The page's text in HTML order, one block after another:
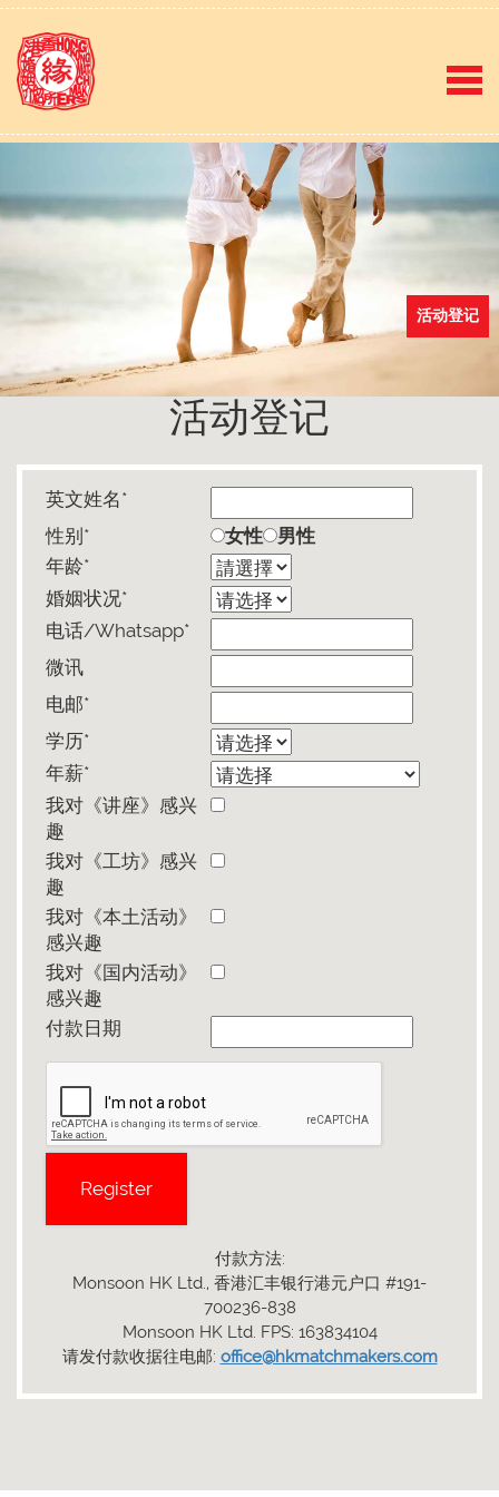
活动登记
活动登记
英文姓名*
性别*
女性
男性
年龄*
婚姻状况*
电话/Whatsapp*
微讯
电邮*
学历*
年薪*
我对《讲座》感兴
趣
我对《工坊》感兴
趣
我对《本土活动》
感兴趣
我对《国内活动》
感兴趣
付款日期
付款方法:
Monsoon HK Ltd., 香港汇丰银行港元户口 #191-
700236-838
Monsoon HK Ltd. FPS: 163834104
请发付款收据往电邮: office@hkmatchmakers.com